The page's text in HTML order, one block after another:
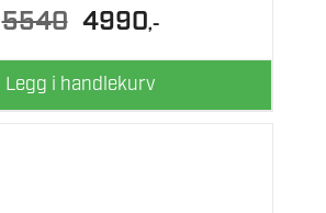
5540
Opprinnelig
pris
var:
5540.
4990Nåværende
pris
er:
4990.
,-
Legg i handlekurv